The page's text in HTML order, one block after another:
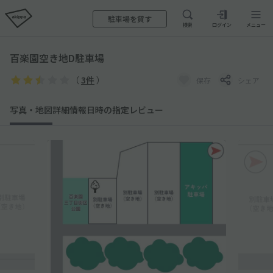
駐車場を貸す
検索 ログイン メニュー
百楽園空き地D駐車場
（ 3件 ） 保存 シェア
写真・地図詳細情報日時の指定 レビュー